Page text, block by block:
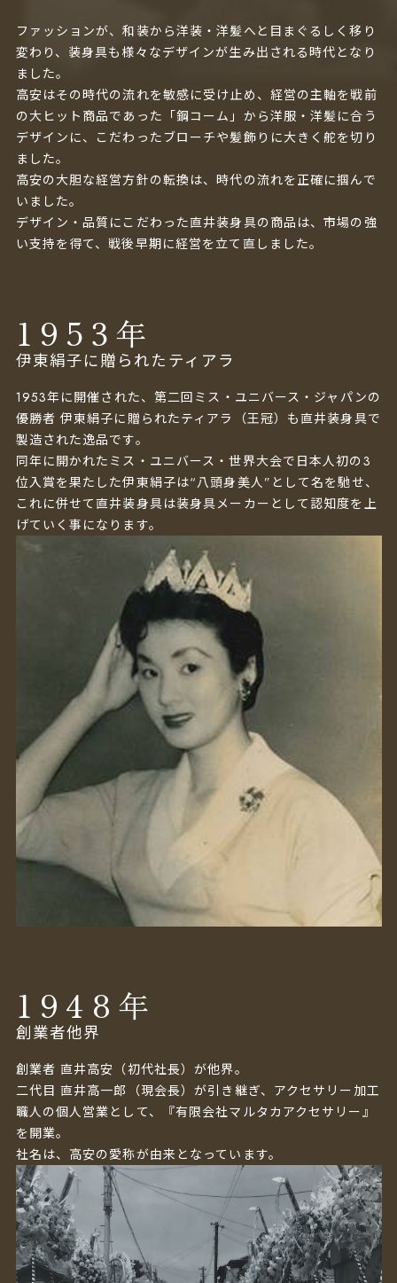
ファッションが、和装から洋装・洋髪へと目まぐるしく移り
変わり、装身具も様々なデザインが生み出される時代となり
ました。
高安はその時代の流れを敏感に受け止め、経営の主軸を戦前
の大ヒット商品であった「鋼コーム」から洋服・洋髪に合う
デザインに、こだわったブローチや髪飾りに大きく舵を切り
ました。
高安の大胆な経営方針の転換は、時代の流れを正確に掴んで
いました。
デザイン・品質にこだわった直井装身具の商品は、市場の強
い支持を得て、戦後早期に経営を立て直しました。
1953年
伊東絹子に贈られたティアラ
1953年に開催された、第二回ミス・ユニバース・ジャパンの
優勝者 伊東絹子に贈られたティアラ（王冠）も直井装身具で
製造された逸品です。
同年に開かれたミス・ユニバース・世界大会で日本人初の3
位入賞を果たした伊東絹子は“八頭身美人”として名を馳せ、
これに併せて直井装身具は装身具メーカーとして認知度を上
げていく事になります。
1948 年
創業者他界
創業者 直井高安（初代社長）が他界。
二代目 直井高一郎（現会長）が引き継ぎ、アクセサリー加工
職人の個人営業として、『有限会社マルタカアクセサリー』
を開業。
社名は、高安の愛称が由来となっています。